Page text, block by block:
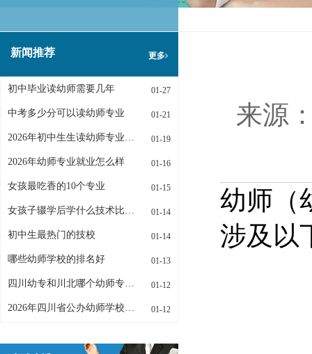
新闻推荐 更多
初中毕业读幼师需要几年 01-27
中考多少分可以读幼师专业 01-21
2026年初中生生读幼师专业招生条件是什么 01-19
2026年幼师专业就业怎么样 01-16
女孩最吃香的10个专业 01-15
女孩子辍学后学什么技术比较好 01-14
初中生最热门的技校 01-14
哪些幼师学校的排名好 01-13
四川幼专和川北哪个幼师专业更好 01-12
2026年四川省公办幼师学校有哪些 01-12
来源
幼师（
涉及以